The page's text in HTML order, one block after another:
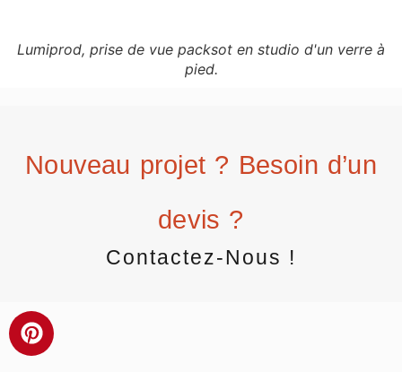
Lumiprod, prise de vue packsot en studio d'un verre à
pied.
Nouveau projet ? Besoin d’un
devis ?
Contactez-Nous !